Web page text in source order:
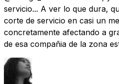
servicio... A ver lo que dura,
corte de servicio en casi un
concretamente afectando a
de esa compañia de la zona